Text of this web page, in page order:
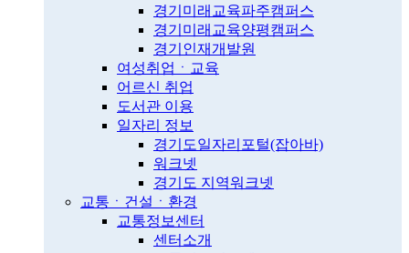
경기미래교육파주캠퍼스
경기미래교육양평캠퍼스
경기인재개발원
여성취업ㆍ교육
어르신 취업
도서관 이용
일자리 정보
경기도일자리포털(잡아바)
워크넷
경기도 지역워크넷
교통ㆍ건설ㆍ환경
교통정보센터
센터소개